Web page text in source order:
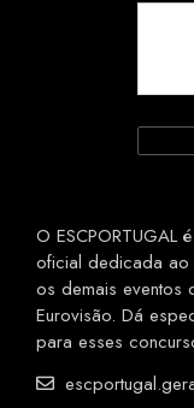
O ESCPORTUGAL
oficial dedicada ao
os demais eventos
Eurovisão. Dá
para esses